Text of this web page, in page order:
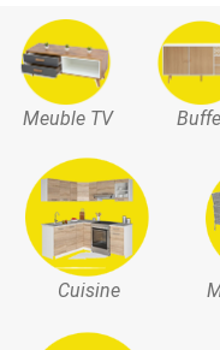
Meuble TV
Cuisine